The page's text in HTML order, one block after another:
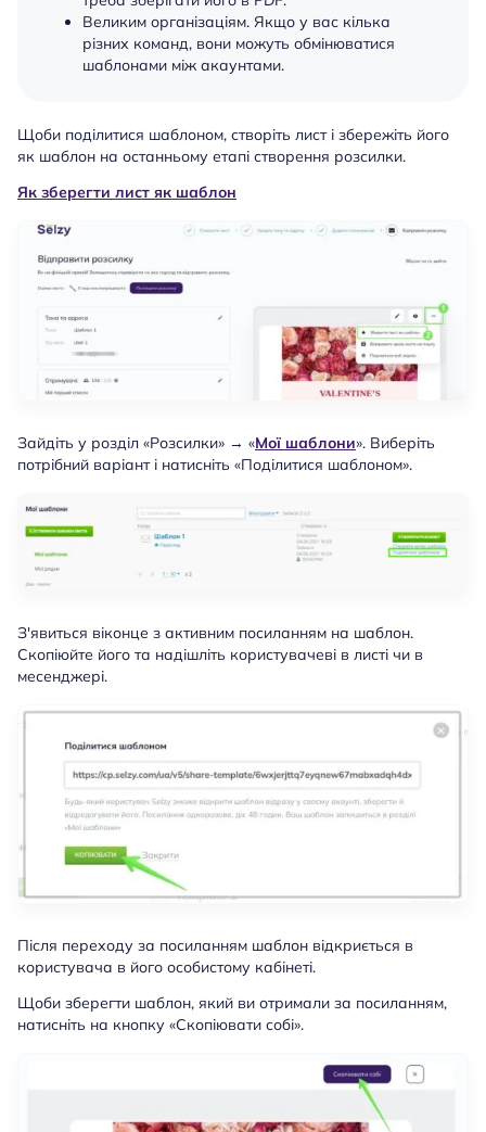
Великим організаціям. Якщо у вас кілька
різних команд, вони можуть обмінюватися
шаблонами між акаунтами.
Щоби поділитися шаблоном, створіть лист і збережіть його
як шаблон на останньому етапі створення розсилки.
Як зберегти лист як шаблон
Зайдіть у розділ «Розсилки» → «Мої шаблони». Виберіть
потрібний варіант і натисніть «Поділитися шаблоном».
З'явиться віконце з активним посиланням на шаблон.
Скопіюйте його та надішліть користувачеві в листі чи в
месенджері.
Після переходу за посиланням шаблон відкриється в
користувача в його особистому кабінеті.
Щоби зберегти шаблон, який ви отримали за посиланням,
натисніть на кнопку «Скопіювати собі».